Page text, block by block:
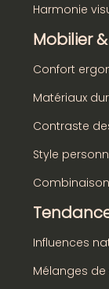
Harmonie
Mobilier
Confort
Matériaux
Contraste
Style
Influences
Mélanges de